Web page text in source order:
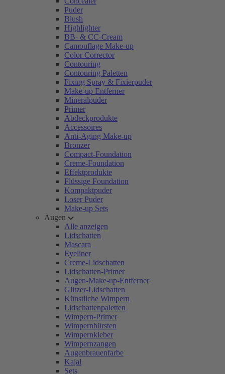
Puder
Blush
Highlighter
BB- & CC-Cream
Camouflage Make-up
Color Corrector
Contouring
Contouring Paletten
Fixing Spray & Fixierpuder
Make-up Entferner
Mineralpuder
Primer
Abdeckprodukte
Accessoires
Anti-Aging Make-up
Bronzer
Compact-Foundation
Creme-Foundation
Effektprodukte
Flüssige Foundation
Kompaktpuder
Loser Puder
Make-up Sets
Augen
Alle anzeigen
Lidschatten
Mascara
Eyeliner
Creme-Lidschatten
Lidschatten-Primer
Augen-Make-up-Entferner
Glitzer-Lidschatten
Künstliche Wimpern
Lidschattenpaletten
Wimpern-Primer
Wimpernbürsten
Wimpernkleber
Wimpernzangen
Augenbrauenfarbe
Kajal
Sets